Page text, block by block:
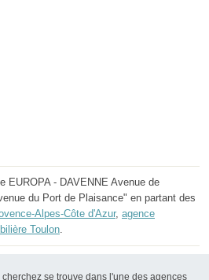
EUROPA - DAVENNE Avenue de
du Port de Plaisance" en partant des
Alpes-Côte d'Azur, agence
Toulon.
se trouve dans l'une des agences